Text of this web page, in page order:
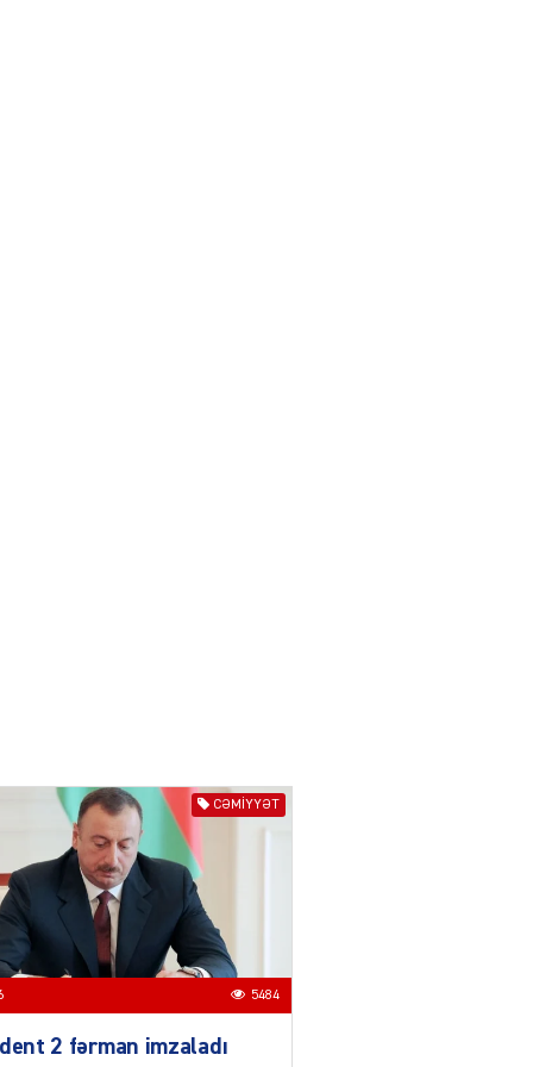
XİN rəhbərindən TRİPP
layihəsi ilə bağlı AÇIQLAMA
04.08.2026
Müharibə Rusiyanın belini
bükür
04.08.2026 4012
CƏMIYYƏT
5484
2 fərman imzaladı